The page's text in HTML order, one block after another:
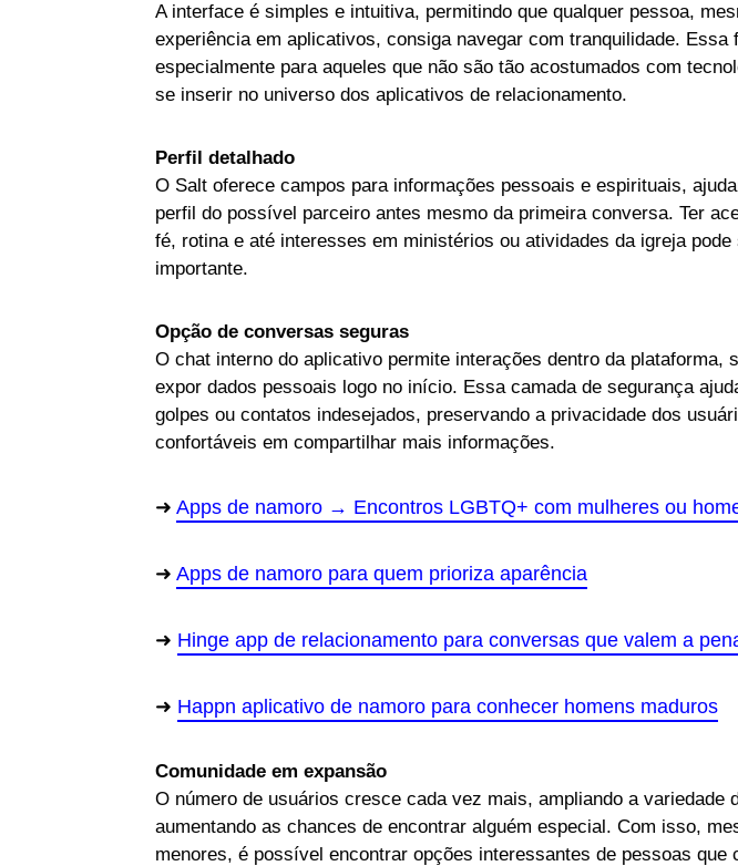
A interface é simples e intuitiva, permitindo que qualquer pessoa,
experiência em aplicativos, consiga navegar com tranquilidade. Essa
especialmente para aqueles que não são tão acostumados com
se inserir no universo dos aplicativos de relacionamento.
Perfil detalhado
O Salt oferece campos para informações pessoais e espirituais,
perfil do possível parceiro antes mesmo da primeira conversa. Ter
fé, rotina e até interesses em ministérios ou atividades da igreja
importante.
Opção de conversas seguras
O chat interno do aplicativo permite interações dentro da plataforma,
expor dados pessoais logo no início. Essa camada de segurança
golpes ou contatos indesejados, preservando a privacidade dos
confortáveis em compartilhar mais informações.
Apps de namoro → Encontros LGBTQ+ com mulheres ou
Apps de namoro para quem prioriza aparência
Hinge app de relacionamento para conversas que valem a
Happn aplicativo de namoro para conhecer homens maduros
Comunidade em expansão
O número de usuários cresce cada vez mais, ampliando a variedade
aumentando as chances de encontrar alguém especial. Com isso,
menores, é possível encontrar opções interessantes de pessoas que